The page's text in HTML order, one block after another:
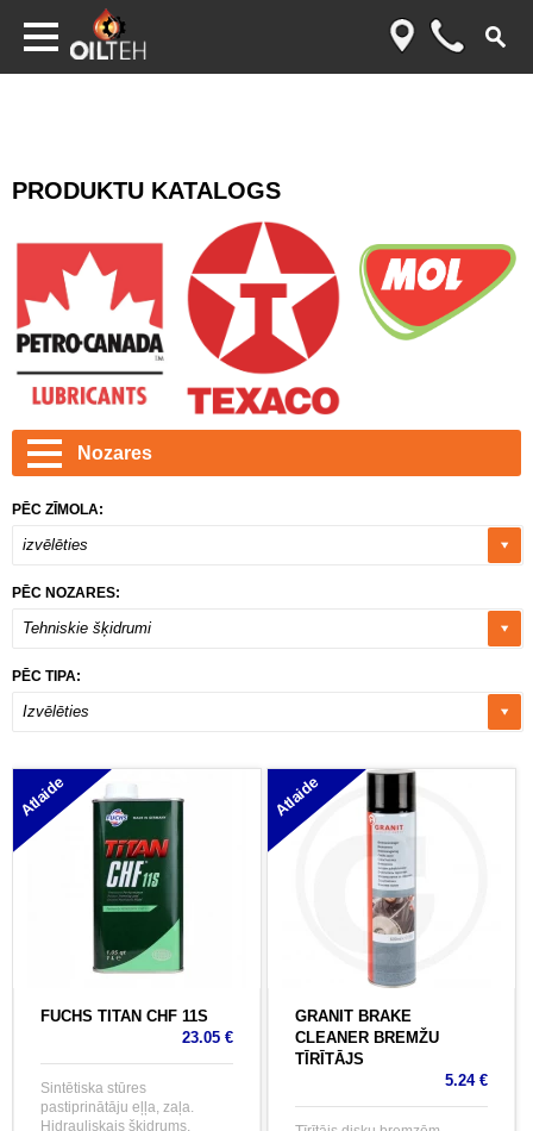
PRODUKTU KATALOGS
Nozares
PĒC ZĪMOLA:
izvēlēties
PĒC NOZARES:
Tehniskie šķidrumi
PĒC TIPA:
Izvēlēties
Atlaide
FUCHS TITAN CHF 11S
23.05 €
Sintētiska stūres
pastiprinātāju eļļa, zaļa.
Hidrauliskais šķidrums.
Atlaide
GRANIT BRAKE
CLEANER BREMŽU
TĪRĪTĀJS
5.24 €